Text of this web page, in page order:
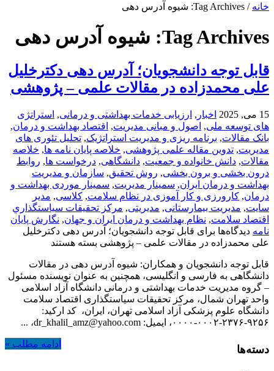
خانه / Tag Archives: شیوه آدرس دهی
Tag Archives: شیوه آدرس دهی
قابل توجه دانشجویان؛ آدرس دهی دکترخلیل
علی محمدزاده در مقالات علمی – پژوهشی
15 می, 2025 اخبار , ارزیابی خدمات بهداشتی و درمانی, استراتژی
های توسعه ملی, اصول و مبانی مدیریت, اقتصاد بهداشت و درمان,
بانک مقالات, برنامه ریزی و مدیریت استراتژیک, تحلیل تئوری های
مدیریت, تدوین مقاله علمی پژوهشی, خلاصه پایان نامه ها, خلاصه
مقالات, دانش خانواده و جمعیت, دانشگاهی, درخواست ها, روابط
درون بخشی و برون بخشی, روش تحقیق, سازمان و مدیریت
بهداشت و درمان ایران, سمینار مدیریت, سمینار موردی بهداشت و
درمان, کارورزی و کار آموزی در نظام سلامت, کلاسی, مدیر
سایت, مدیریت بیمارستانی, مدیریتی, مركز تحقيقات سياستگذاري
اقتصاد سلامت, نظام بهداشت و درمان ایران و جهان, نگارش پایان
نامه دیدگاه‌ها برای قابل توجه دانشجویان؛ آدرس دهی دکترخلیل
علی محمدزاده در مقالات علمی – پژوهشی بسته هستند
قابل توجه دانشجویان و همکاران: شیوه آدرس دهی در مقالات
دانشگاهی به فارسی و انگلیسی، همچنین به عنوان نویسنده مسئول
– گروه مدیریت خدمات بهداشتی و درمانی دانشگاه آزاد اسلامی
واحد تهران شمال، مرکز تحقیقات سیاستگذاری اقتصاد سلامت
دانشگاه علوم پزشکی آزاد اسلامی تهران، ایران، کد ارکید:
۹۲۵۶-۲۳۷۶-۰۰۰۲-۰۰۰۰، ایمیل: dr_khalil_amz@yahoo.com، ...
ادامه مطلب » دسته‌ها